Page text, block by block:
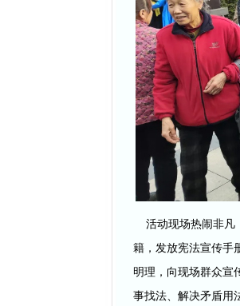
活动现场热闹非凡
籍，发放宪法宣传手
明理，向现场群众宣
事找法、解决矛盾用